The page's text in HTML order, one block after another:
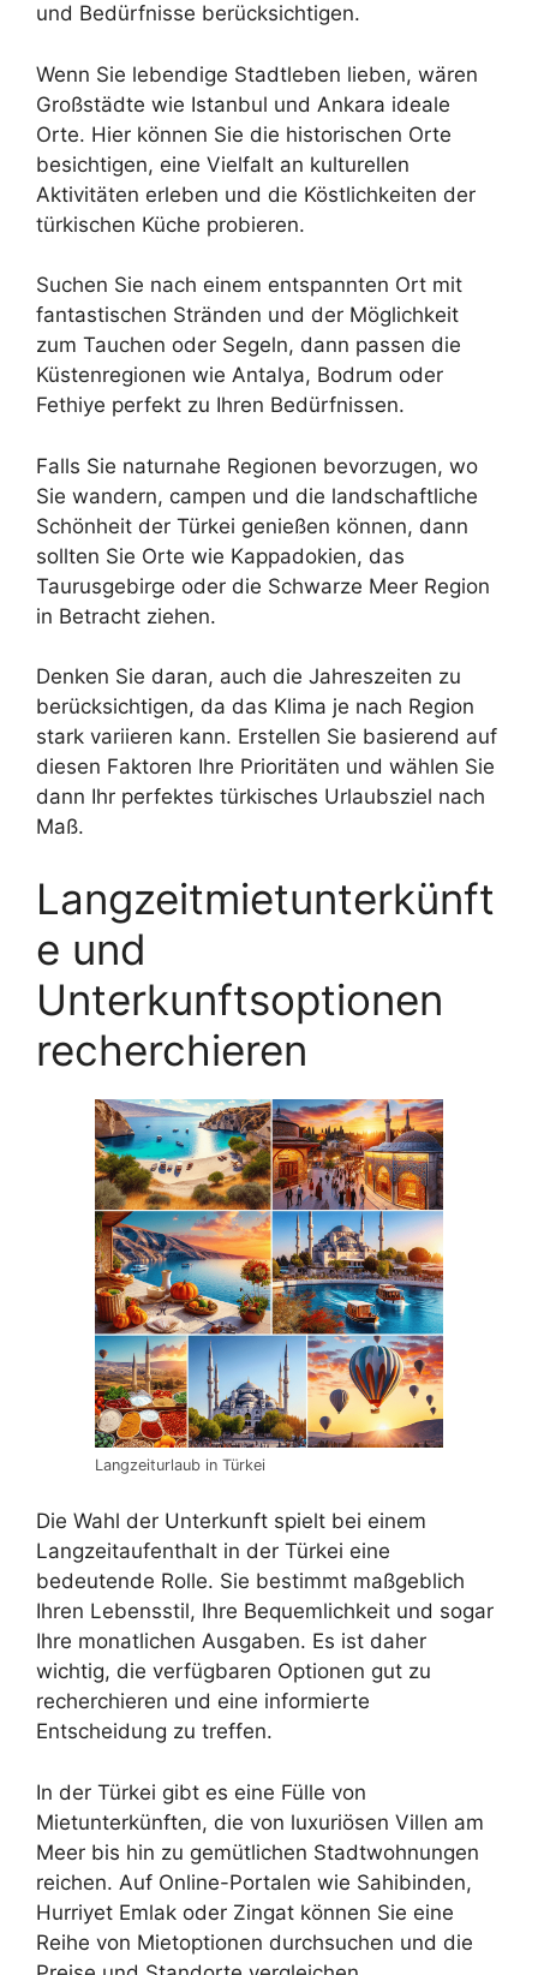
und Bedürfnisse berücksichtigen.
Wenn Sie lebendige Stadtleben lieben, wären
Großstädte wie Istanbul und Ankara ideale
Orte. Hier können Sie die historischen Orte
besichtigen, eine Vielfalt an kulturellen
Aktivitäten erleben und die Köstlichkeiten der
türkischen Küche probieren.
Suchen Sie nach einem entspannten Ort mit
fantastischen Stränden und der Möglichkeit
zum Tauchen oder Segeln, dann passen die
Küstenregionen wie Antalya, Bodrum oder
Fethiye perfekt zu Ihren Bedürfnissen.
Falls Sie naturnahe Regionen bevorzugen, wo
Sie wandern, campen und die landschaftliche
Schönheit der Türkei genießen können, dann
sollten Sie Orte wie Kappadokien, das
Taurusgebirge oder die Schwarze Meer Region
in Betracht ziehen.
Denken Sie daran, auch die Jahreszeiten zu
berücksichtigen, da das Klima je nach Region
stark variieren kann. Erstellen Sie basierend auf
diesen Faktoren Ihre Prioritäten und wählen Sie
dann Ihr perfektes türkisches Urlaubsziel nach
Maß.
Langzeitmietunterkünft
e und
Unterkunftsoptionen
recherchieren
Langzeiturlaub in Türkei
Die Wahl der Unterkunft spielt bei einem
Langzeitaufenthalt in der Türkei eine
bedeutende Rolle. Sie bestimmt maßgeblich
Ihren Lebensstil, Ihre Bequemlichkeit und sogar
Ihre monatlichen Ausgaben. Es ist daher
wichtig, die verfügbaren Optionen gut zu
recherchieren und eine informierte
Entscheidung zu treffen.
In der Türkei gibt es eine Fülle von
Mietunterkünften, die von luxuriösen Villen am
Meer bis hin zu gemütlichen Stadtwohnungen
reichen. Auf Online-Portalen wie Sahibinden,
Hurriyet Emlak oder Zingat können Sie eine
Reihe von Mietoptionen durchsuchen und die